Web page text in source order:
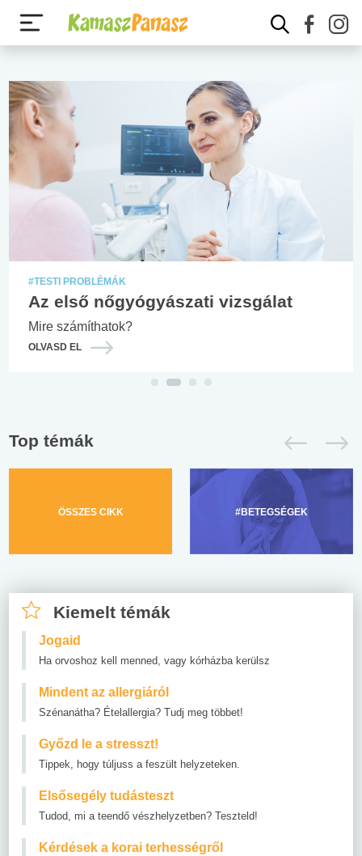
#JOGAID
Jogaid
Mikor mehetsz haza a kórházból?
OLVASD EL
Kiemelt témák
Jogaid
Ha orvoshoz kell menned, vagy kórházba kerülsz
Mindent az allergiáról
Szénanátha? Ételallergia? Tudj meg többet!
Győzd le a stresszt!
Tippek, hogy túljuss a feszült helyzeteken.
Elsősegély tudásteszt
Tudod, mi a teendő vészhelyzetben? Teszteld!
Kérdések a korai terhességről
Top témák
ÖSSZES CIKK #BETEGSÉGEK